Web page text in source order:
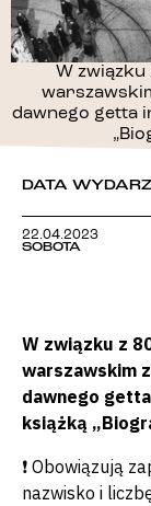
W
dawnego getta
DATA
22.04.2023
SOBOTA
W związku z
warszawskim
dawnego
książką
❗️ Obowiązują
nazwisko i